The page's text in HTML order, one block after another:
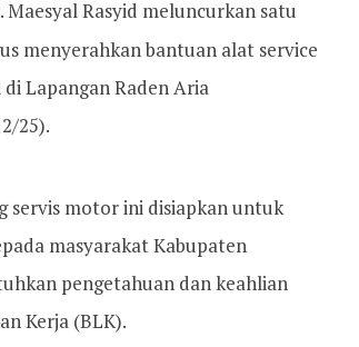
Rasyid meluncurkan satu
menyerahkan bantuan alat service
Lapangan Raden Aria
25).
servis motor ini disiapkan untuk
masyarakat Kabupaten
pengetahuan dan keahlian
Kerja (BLK).